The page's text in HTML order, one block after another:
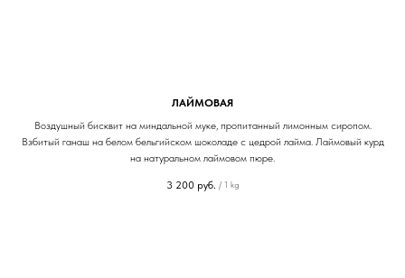
ЛАЙМОВАЯ
Воздушный бисквит на миндальной муке, пропитанный лимонным сиропом.
Взбитый ганаш на белом бельгийском шоколаде с цедрой лайма. Лаймовый курд
на натуральном лаймовом пюре.
3 200 руб. / 1 kg